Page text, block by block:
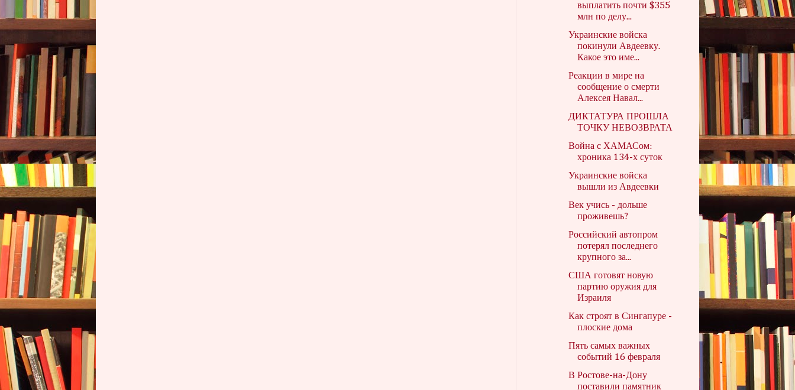
выплатить почти $355
млн по делу...
Украинские войска
покинули Авдеевку.
Какое это име...
Реакции в мире на
сообщение о смерти
Алексея Навал...
ДИКТАТУРА ПРОШЛА
ТОЧКУ НЕВОЗВРАТА
Война с ХАМАСом:
хроника 134-х суток
Украинские войска
вышли из Авдеевки
Век учись - дольше
проживешь?
Российский автопром
потерял последнего
крупного за...
США готовят новую
партию оружия для
Израиля
Как строят в Сингапуре -
плоские дома
Пять самых важных
событий 16 февраля
В Ростове-на-Дону
поставили памятник